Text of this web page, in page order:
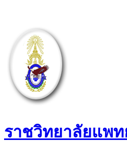
ราชวิทยาลัยแพ